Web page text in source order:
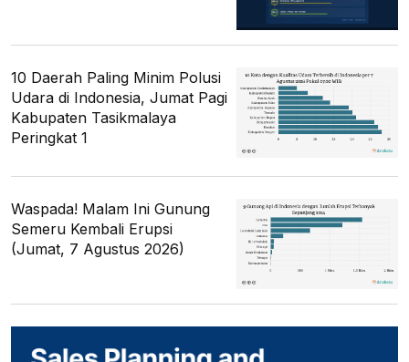
10 Daerah Paling Minim Polusi
Udara di Indonesia, Jumat Pagi
Kabupaten Tasikmalaya
Peringkat 1
Waspada! Malam Ini Gunung
Semeru Kembali Erupsi
(Jumat, 7 Agustus 2026)